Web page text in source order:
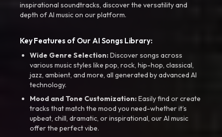
inspirational soundtracks, discover the versatility and
depth of AI music on our platform.
Key Features of Our AI Songs Library:
Wide Genre Selection:Discover songs across
various music styles like pop, rock, hip-hop, classical,
jazz, ambient, and more, all generated by advanced AI
technology.
Mood and Tone Customization:Easily find or create
tracks that match the mood you need-whether it’s
upbeat, chill, dramatic, or inspirational, our AI music
offer the perfect vibe.